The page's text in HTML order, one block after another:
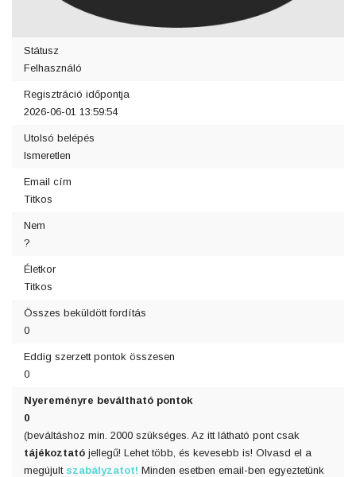
Státusz
Felhasználó
Regisztráció időpontja
2026-06-01 13:59:54
Utolsó belépés
Ismeretlen
Email cím
Titkos
Nem
?
Életkor
Titkos
Összes beküldött fordítás
0
Eddig szerzett pontok összesen
0
Nyereményre beváltható pontok
0
(beváltáshoz min. 2000 szükséges. Az itt látható pont csak
tájékoztató jellegű! Lehet több, és kevesebb is! Olvasd el a
megújult szabályzatot! Minden esetben email-ben egyeztetünk